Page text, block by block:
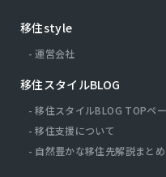
移住style
運営会社
移住スタイルBLOG
移住スタイルBLOG TOPペ
移住支援について
自然豊かな移住先解説まとめ